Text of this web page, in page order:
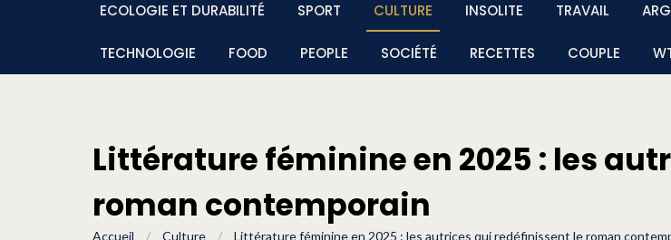
ECOLOGIE ET DURABILITÉ SPORT CULTURE INSOLITE TRAVAIL
TECHNOLOGIE FOOD PEOPLE SOCIÉTÉ RECETTES COUPLE
Littérature féminine en 2025 : les
roman contemporain
Accueil / Culture / Littérature féminine en 2025 : les autrices qui redéfinissent le roman